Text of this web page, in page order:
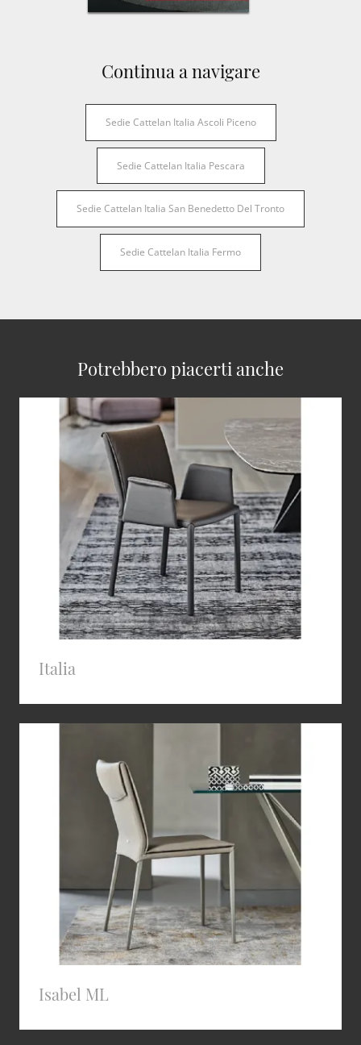
Continua a navigare
Sedie Cattelan Italia Ascoli Piceno
Sedie Cattelan Italia Pescara
Sedie Cattelan Italia San Benedetto Del Tronto
Sedie Cattelan Italia Fermo
Potrebbero piacerti anche
Italia
Isabel ML